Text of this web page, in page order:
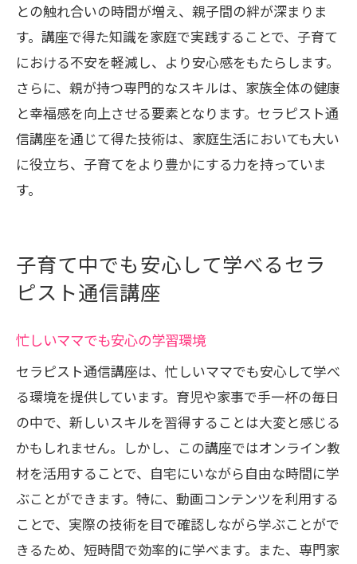
他のママたちの成功体験を学ぶ方法
育児の現場で活かせるスキルの活用法
安心して育児に専念できる環境作り
育児の悩みを解決するためのアプローチ
との触れ合いの時間が増え、親子間の絆が深まりま
す。講座で得た知識を家庭で実践することで、子育て
における不安を軽減し、より安心感をもたらします。
さらに、親が持つ専門的なスキルは、家族全体の健康
と幸福感を向上させる要素となります。セラピスト通
信講座を通じて得た技術は、家庭生活においても大い
に役立ち、子育てをより豊かにする力を持っていま
す。
子育て中でも安心して学べるセラ
ピスト通信講座
忙しいママでも安心の学習環境
セラピスト通信講座は、忙しいママでも安心して学べ
る環境を提供しています。育児や家事で手一杯の毎日
の中で、新しいスキルを習得することは大変と感じる
かもしれません。しかし、この講座ではオンライン教
材を活用することで、自宅にいながら自由な時間に学
ぶことができます。特に、動画コンテンツを利用する
ことで、実際の技術を目で確認しながら学ぶことがで
きるため、短時間で効率的に学べます。また、専門家